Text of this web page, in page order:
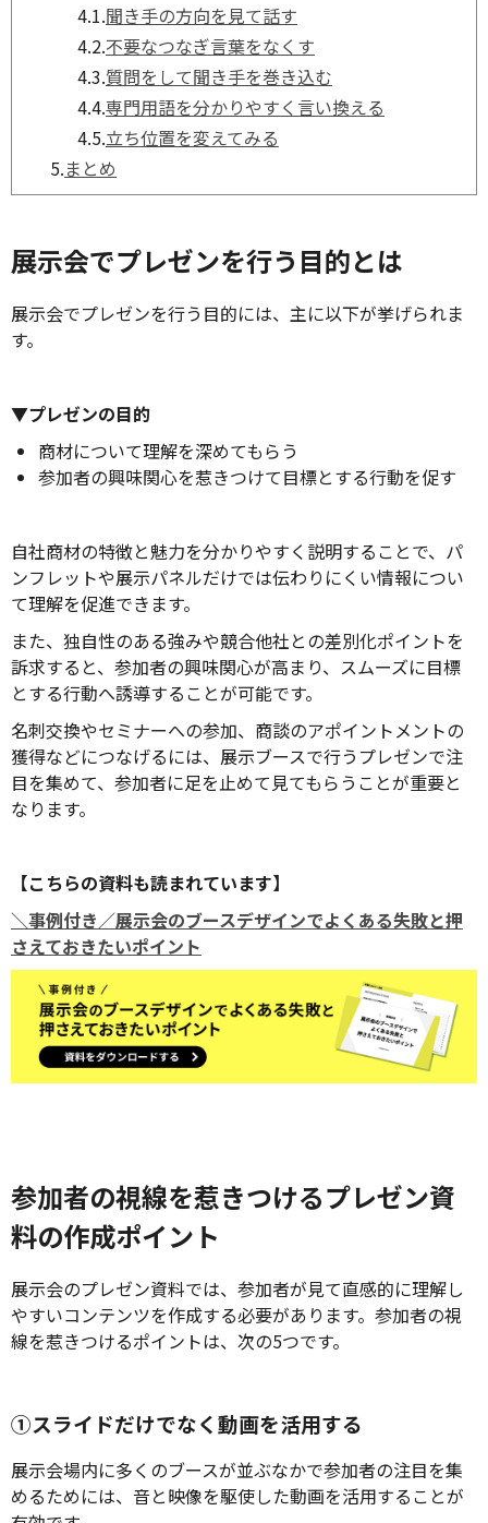
4.1.聞き手の方向を見て話す
4.2.不要なつなぎ言葉をなくす
4.3.質問をして聞き手を巻き込む
4.4.専門用語を分かりやすく言い換える
4.5.立ち位置を変えてみる
5.まとめ
展示会でプレゼンを行う目的とは
展示会でプレゼンを行う目的には、主に以下が挙げられま
す。
▼プレゼンの目的
商材について理解を深めてもらう
参加者の興味関心を惹きつけて目標とする行動を促す
自社商材の特徴と魅力を分かりやすく説明することで、パ
ンフレットや展示パネルだけでは伝わりにくい情報につい
て理解を促進できます。
また、独自性のある強みや競合他社との差別化ポイントを
訴求すると、参加者の興味関心が高まり、スムーズに目標
とする行動へ誘導することが可能です。
名刺交換やセミナーへの参加、商談のアポイントメントの
獲得などにつなげるには、展示ブースで行うプレゼンで注
目を集めて、参加者に足を止めて見てもらうことが重要と
なります。
【こちらの資料も読まれています】
＼事例付き／展示会のブースデザインでよくある失敗と押
さえておきたいポイント
参加者の視線を惹きつけるプレゼン資
料の作成ポイント
展示会のプレゼン資料では、参加者が見て直感的に理解し
やすいコンテンツを作成する必要があります。参加者の視
線を惹きつけるポイントは、次の5つです。
➀スライドだけでなく動画を活用する
展示会場内に多くのブースが並ぶなかで参加者の注目を集
めるためには、音と映像を駆使した動画を活用することが